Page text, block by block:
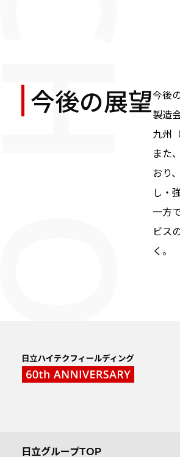
今後の展望今後
製造
九州
また
おり
し・
一方
ビス
く。
日立グループTOP